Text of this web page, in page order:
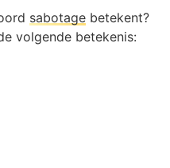
sabotage betekent?
volgende betekenis: